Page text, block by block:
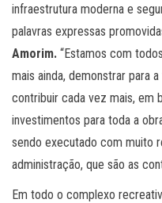
infraestrutura moderna e
palavras expressas
Amorim. “Estamos com
mais ainda, demonstrar para
contribuir cada vez mais, em
investimentos para toda a
sendo executado com muito
administração, que são as
Em todo o complexo